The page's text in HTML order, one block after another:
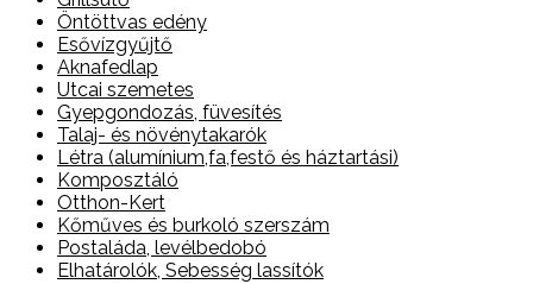
Öntöttvas edény
Esővízgyűjtő
Aknafedlap
Utcai szemetes
Gyepgondozás, füvesítés
Talaj- és növénytakarók
Létra (alumínium,fa,festő és háztartási)
Komposztáló
Otthon-Kert
Kőműves és burkoló szerszám
Postaláda, levélbedobó
Elhatárolók, Sebesség lassítók